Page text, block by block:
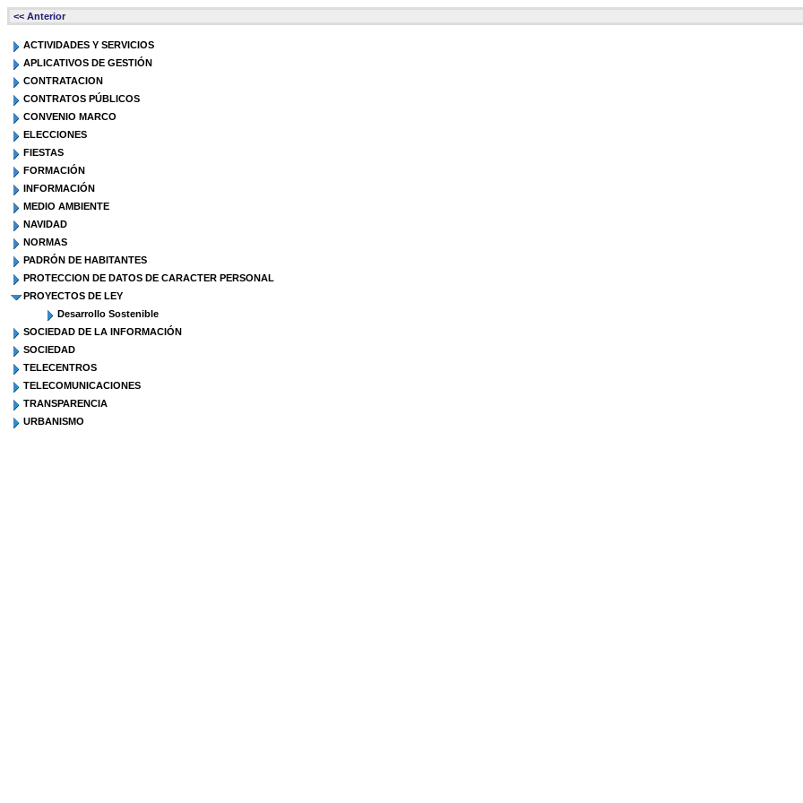
<< Anterior
ACTIVIDADES Y SERVICIOS
APLICATIVOS DE GESTIÓN
CONTRATACION
CONTRATOS PÚBLICOS
CONVENIO MARCO
ELECCIONES
FIESTAS
FORMACIÓN
INFORMACIÓN
MEDIO AMBIENTE
NAVIDAD
NORMAS
PADRÓN DE HABITANTES
PROTECCION DE DATOS DE CARACTER PERSONAL
PROYECTOS DE LEY
Desarrollo Sostenible
SOCIEDAD DE LA INFORMACIÓN
SOCIEDAD
TELECENTROS
TELECOMUNICACIONES
TRANSPARENCIA
URBANISMO